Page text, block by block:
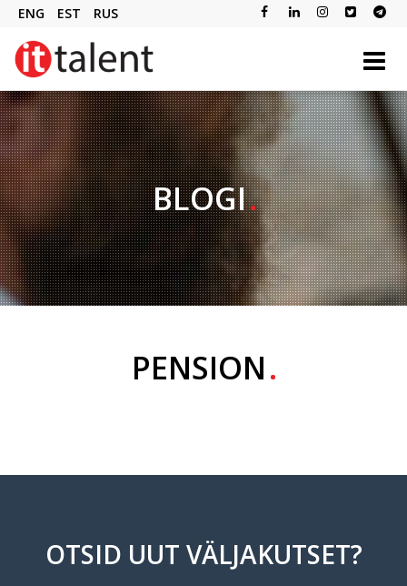
ENG EST RUS
BLOGI
PENSION
OTSID UUT VÄLJAKUTSET?